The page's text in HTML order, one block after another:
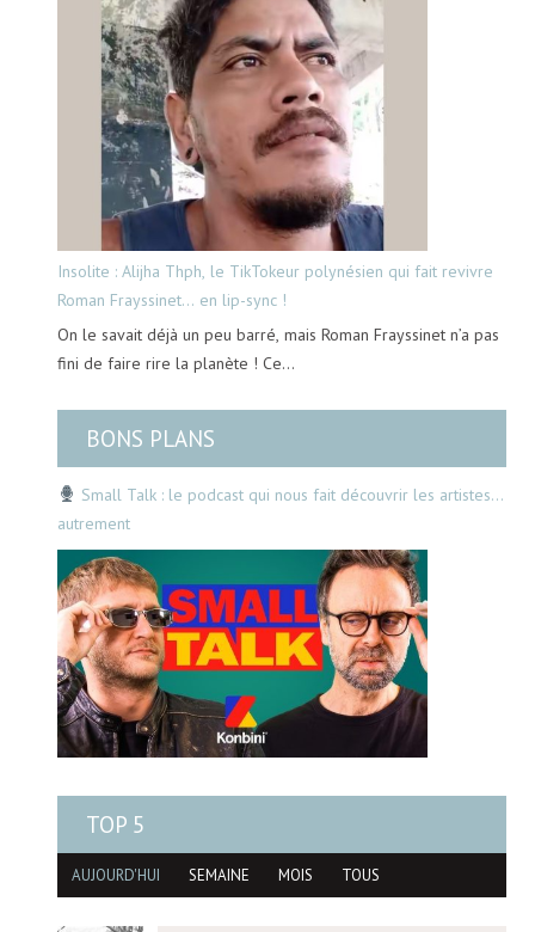
Insolite : Alijha Thph, le TikTokeur polynésien qui fait revivre
Roman Frayssinet… en lip-sync !
On le savait déjà un peu barré, mais Roman Frayssinet n’a pas
fini de faire rire la planète ! Ce…
BONS PLANS
Small Talk : le podcast qui nous fait découvrir les artistes…
autrement
TOP 5
AUJOURD'HUI SEMAINE MOIS TOUS